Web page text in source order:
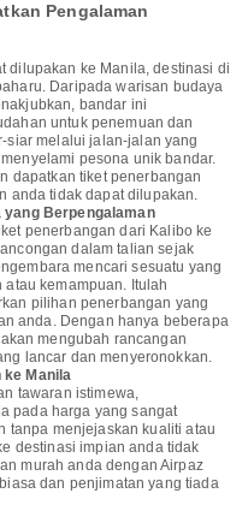
Pengalaman
dilupakan ke Manila, destinasi di
Daripada warisan budaya
bandar ini
untuk penemuan dan
siar melalui jalan-jalan yang
pesona unik bandar.
dapatkan tiket penerbangan
anda tidak dapat dilupakan.
yang Berpengalaman
penerbangan dari Kalibo ke
dalam talian sejak
mencari sesuatu yang
kemampuan. Itulah
pilihan penerbangan yang
anda. Dengan hanya beberapa
mengubah rancangan
lancar dan menyeronokkan.
ke Manila
tawaran istimewa,
pada harga yang sangat
tanpa menjejaskan kualiti atau
destinasi impian anda tidak
murah anda dengan Airpaz
dan penjimatan yang tiada